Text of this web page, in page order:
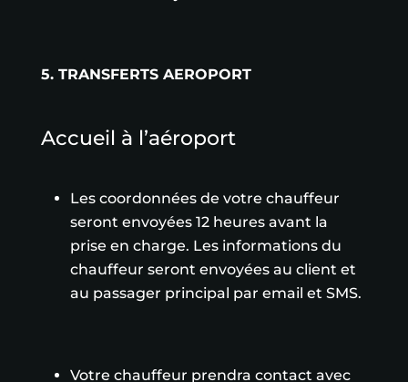
5. TRANSFERTS AEROPORT
Accueil à l’aéroport
Les coordonnées de votre chauffeur
seront envoyées 12 heures avant la
prise en charge. Les informations du
chauffeur seront envoyées au client et
au passager principal par email et SMS.
Votre chauffeur prendra contact avec